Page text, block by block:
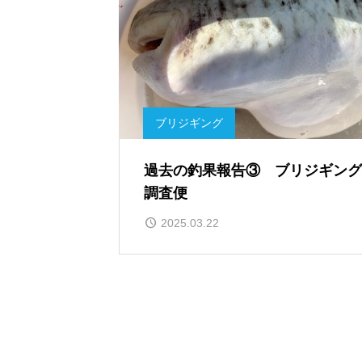
ブリジギング
過去の釣果報告③ ブリジギン
調査便
2025.03.22